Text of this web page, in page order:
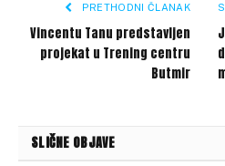
PRETHODNI ČLANAK
Vincentu Tanu predstavljen
projekat u Trening centru
Butmir
SLIČNE OBJAVE